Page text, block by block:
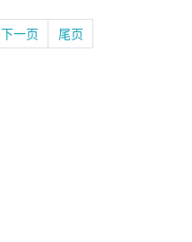
下一页 尾页